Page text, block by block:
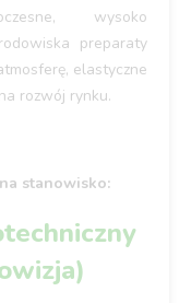
wysoko
preparaty
elastyczne
rozwój rynku.
stanowisko: